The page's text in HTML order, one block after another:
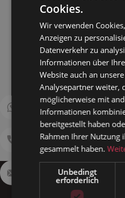
Impressum
AGB
SEPA-Lastschriftmandat
Kammerjäger Bremen
Kammerjäger Bremen
Kammerjäger Delmenhorst
Schädlingsbekämpfung
DEHOGA
Cookies.
Wir verwenden
Anzeigen zu
Datenverkehr zu
Informationen über
Website auch an
Analysepartner weiter,
möglicherweise mit
Informationen
bereitgestellt haben
Rahmen Ihrer Nutzung
gesammelt haben.
Unbedingt
erforderlich